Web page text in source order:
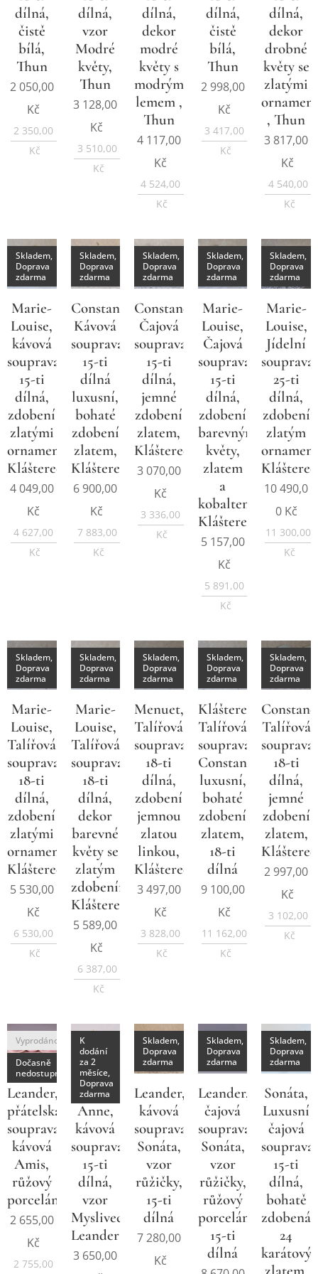
dílná,
čistě
bílá,
Thun
2 050,00
Kč
2 350,00
Kč
dílná,
vzor
Modré
květy,
Thun
3 128,00
Kč
3 510,00
Kč
dílná,
dekor
modré
květy s
modrým
lemem ,
Thun
4 117,00
Kč
4 524,00
Kč
dílná,
čistě
bílá,
Thun
2 998,00
Kč
3 417,00
Kč
dílná,
dekor
drobné
květy se
zlatými
, Thun
3 817,00
Kč
4 540,00
Kč
Marie-
Louise,
kávová
souprava
15-ti
dílná,
zdobení
zlatými
ornamenty,
Klášterec
Skladem,
Doprava
zdarma
4 049,00
Kč
4 627,00
Kč
Constance,
Kávová
souprava
15-ti
dílná
luxusní,
bohaté
zdobení
zlatem,
Klášterec
Skladem,
Doprava
zdarma
6 900,00
Kč
7 883,00
Kč
Constance,
Čajová
souprava
15-ti
dílná,
jemné
zdobení
zlatem,
Klášterec
Skladem,
Doprava
zdarma
3 070,00
Kč
3 336,00
Kč
Marie-
Louise,
Čajová
souprava
15-ti
dílná,
zdobení
barevnými
květy,
zlatem
a
kobaltem,
Klášterec
Skladem,
Doprava
zdarma
5 157,00
Kč
5 891,00
Kč
Marie-
Louise,
Jídelní
souprava
25-ti
dílná,
zdobení
zlatým
Klášterec
Skladem,
Doprava
zdarma
10 490,0
0Kč
11 300,00
Kč
Marie-
Louise,
Talířová
souprava
18-ti
dílná,
zdobení
zlatými
ornamenty,
Klášterec
Skladem,
Doprava
zdarma
5 530,00
Kč
6 530,00
Kč
Marie-
Louise,
Talířová
souprava
18-ti
dílná,
dekor
barevné
květy se
zlatým
zdobením,
Klášterec
Skladem,
Doprava
zdarma
5 589,00
Kč
6 387,00
Kč
Menuet,
Talířová
souprava
18-ti
dílná,
zdobení
jemnou
zlatou
linkou,
Klášterec
Skladem,
Doprava
zdarma
3 497,00
Kč
3 828,00
Kč
Klášterec,
Talířová
souprava
Constance
luxusní,
bohaté
zdobení
zlatem,
18-ti
dílná
Skladem,
Doprava
zdarma
9 100,00
Kč
11 162,00
Kč
Talířová
souprava
18-ti
dílná,
jemné
zdobení
zlatem,
Klášterec
Skladem,
Doprava
zdarma
2 997,00
Kč
3 102,00
Kč
Leander,
přátelská
souprava
kávová
Amis,
růžový
porcelán
Vyprodáno
Dočasně
nedostupné
2 655,00
Kč
2 755,00
Mery-
Anne,
kávová
souprava
15-ti
dílná,
vzor
Myslivec,
Leander
K
dodání
za 2
měsíce,
Doprava
zdarma
3 650,00
Leander,
kávová
souprava
Sonáta,
vzor
růžičky,
15-ti
dílná
Skladem,
Doprava
zdarma
7 280,00
Kč
Leander,
čajová
souprava
Sonáta,
vzor
růžičky,
růžový
porcelán,
15-ti
dílná
Skladem,
Doprava
zdarma
Sonáta,
Luxusní
čajová
souprava
15-ti
dílná,
bohatě
zdobená
24
Skladem,
Doprava
zdarma